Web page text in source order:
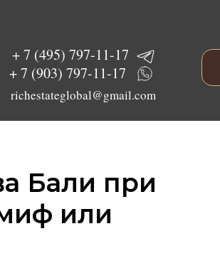
+ 7 (903) 797-11-17
+ 7 (495) 797-11-17
richestateglobal@gmail.com
Бали при
или